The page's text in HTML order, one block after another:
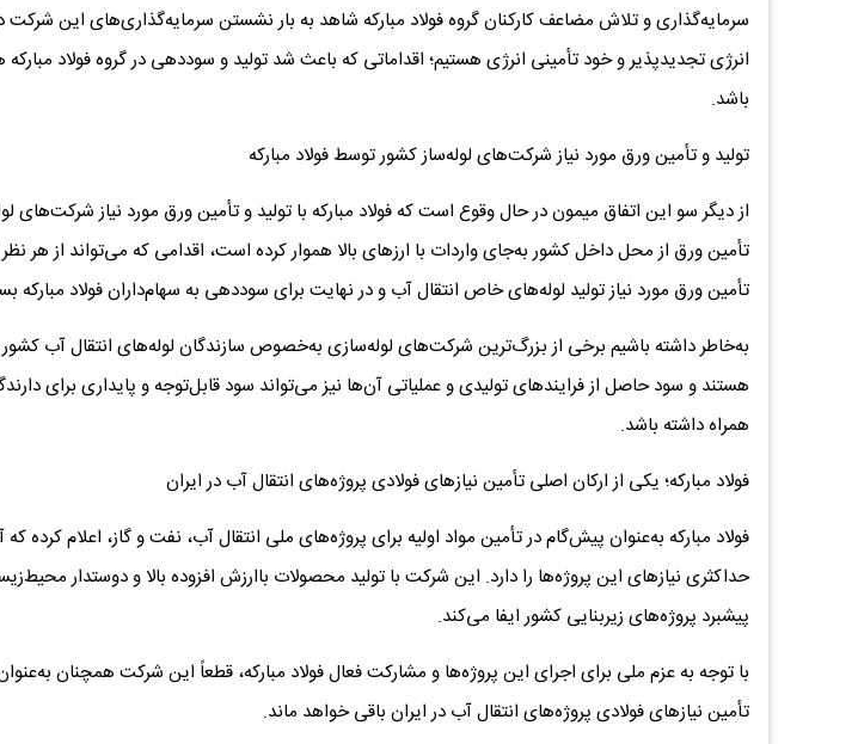
سرمایه‌گذاری و تلاش مضاعف کارکنان گروه فولاد مبارکه شاهد به بار نشستن سرمایه‌گذاری‌های این شرکت
انرژی تجدیدپذیر و خود تأمینی انرژی هستیم؛ اقداماتی که باعث شد تولید و سوددهی در گروه فولاد
باشد.
تولید و تأمین ورق مورد نیاز شرکت‌های لوله‌ساز کشور توسط فولاد مبارکه
از دیگر سو این اتفاق میمون در حال وقوع است که فولاد مبارکه با تولید و تأمین ورق مورد نیاز شرکت‌های
تأمین ورق از محل داخل کشور به‌جای واردات با ارزهای بالا هموار کرده است، اقدامی که می‌تواند از هر نظر
تأمین ورق مورد نیاز تولید لوله‌های خاص انتقال آب و در نهایت برای سوددهی به سهام‌داران فولاد مبارکه
به‌خاطر داشته باشیم برخی از بزرگ‌ترین شرکت‌های لوله‌سازی به‌خصوص سازندگان لوله‌های انتقال آب کشور
هستند و سود حاصل از فرایندهای تولیدی و عملیاتی آن‌ها نیز می‌تواند سود قابل‌توجه و پایداری برای
همراه داشته باشد.
فولاد مبارکه؛ یکی از ارکان اصلی تأمین نیازهای فولادی پروژه‌های انتقال آب در ایران
فولاد مبارکه به‌عنوان پیش‌گام در تأمین مواد اولیه برای پروژه‌های ملی انتقال آب، نفت و گاز، اعلام کرده
حداکثری نیازهای این پروژه‌ها را دارد. این شرکت با تولید محصولات باارزش افزوده بالا و دوستدار
پیشبرد پروژه‌های زیربنایی کشور ایفا می‌کند.
با توجه ‌به عزم ملی برای اجرای این پروژه‌ها و مشارکت فعال فولاد مبارکه، قطعاً این شرکت همچنان
تأمین نیازهای فولادی پروژه‌های انتقال آب در ایران باقی خواهد ماند.